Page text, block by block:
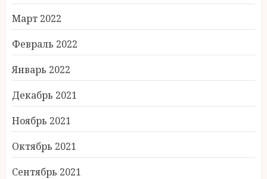
Март 2022
Февраль 2022
Январь 2022
Декабрь 2021
Ноябрь 2021
Октябрь 2021
Сентябрь 2021